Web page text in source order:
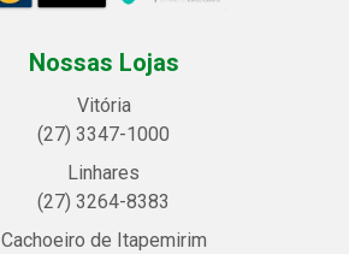
Nossas Lojas
Vitória
(27) 3347-1000
Linhares
(27) 3264-8383
Cachoeiro de Itapemirim